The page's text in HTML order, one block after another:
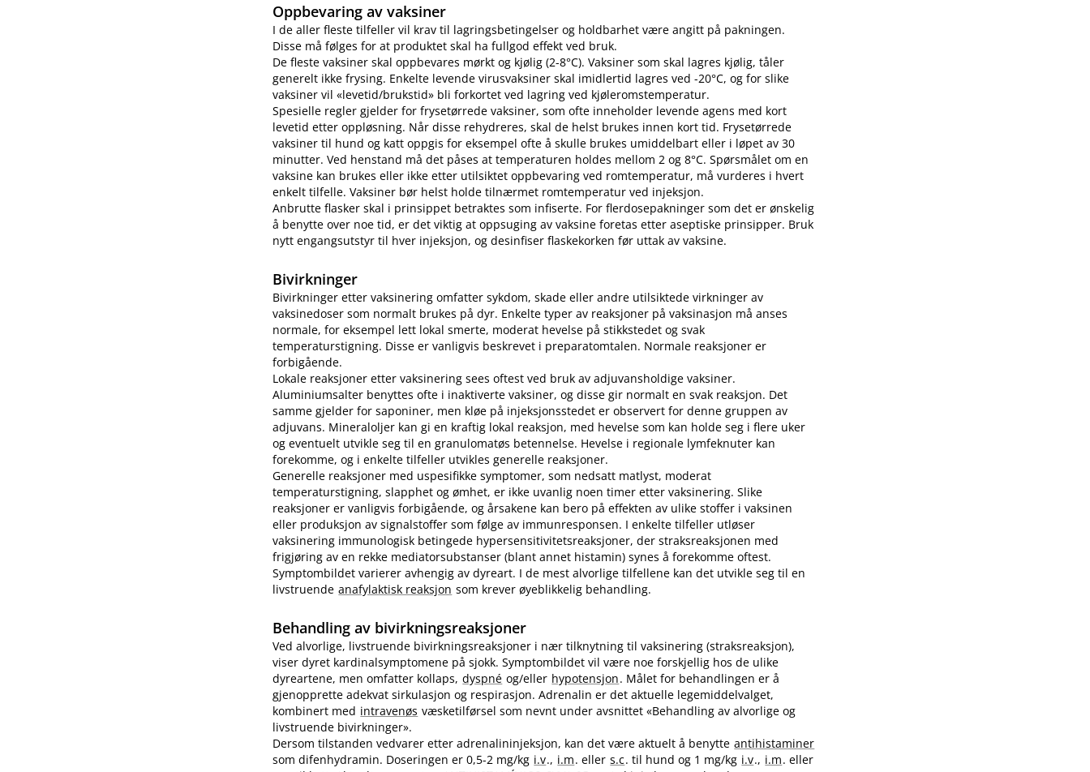
Oppbevaring av vaksiner
I de aller fleste tilfeller vil krav til lagringsbetingelser og holdbarhet være angitt på pakningen.
Disse må følges for at produktet skal ha fullgod effekt ved bruk.
De fleste vaksiner skal oppbevares mørkt og kjølig (2-8°C). Vaksiner som skal lagres kjølig, tåler
generelt ikke frysing. Enkelte levende virusvaksiner skal imidlertid lagres ved -20°C, og for slike
vaksiner vil «levetid​/​brukstid» bli forkortet ved lagring ved kjøleromstemperatur.
Spesielle regler gjelder for frysetørrede vaksiner, som ofte inneholder levende agens med kort
levetid etter oppløsning. Når disse rehydreres, skal de helst brukes innen kort tid. Frysetørrede
vaksiner til hund og katt oppgis for eksempel ofte å skulle brukes umiddelbart eller i løpet av 30
minutter. Ved henstand må det påses at temperaturen holdes mellom 2 og 8°C. Spørsmålet om en
vaksine kan brukes eller ikke etter utilsiktet oppbevaring ved romtemperatur, må vurderes i hvert
enkelt tilfelle. Vaksiner bør helst holde tilnærmet romtemperatur ved injeksjon.
Anbrutte flasker skal i prinsippet betraktes som infiserte. For flerdosepakninger som det er ønskelig
å benytte over noe tid, er det viktig at oppsuging av vaksine foretas etter aseptiske prinsipper. Bruk
nytt engangsutstyr til hver injeksjon, og desinfiser flaskekorken før uttak av vaksine.
Bivirkninger
Bivirkninger etter vaksinering omfatter sykdom, skade eller andre utilsiktede virkninger av
vaksinedoser som normalt brukes på dyr. Enkelte typer av reaksjoner på vaksinasjon må anses
normale, for eksempel lett lokal smerte, moderat hevelse på stikkstedet og svak
temperaturstigning. Disse er vanligvis beskrevet i preparatomtalen. Normale reaksjoner er
forbigående.
Lokale reaksjoner etter vaksinering sees oftest ved bruk av adjuvansholdige vaksiner.
Aluminiumsalter benyttes ofte i inaktiverte vaksiner, og disse gir normalt en svak reaksjon. Det
samme gjelder for saponiner, men kløe på injeksjonsstedet er observert for denne gruppen av
adjuvans. Mineraloljer kan gi en kraftig lokal reaksjon, med hevelse som kan holde seg i flere uker
og eventuelt utvikle seg til en granulomatøs betennelse. Hevelse i regionale lymfeknuter kan
forekomme, og i enkelte tilfeller utvikles generelle reaksjoner.
Generelle reaksjoner med uspesifikke symptomer, som nedsatt matlyst, moderat
temperaturstigning, slapphet og ømhet, er ikke uvanlig noen timer etter vaksinering. Slike
reaksjoner er vanligvis forbigående, og årsakene kan bero på effekten av ulike stoffer i vaksinen
eller produksjon av signalstoffer som følge av immunresponsen. I enkelte tilfeller utløser
vaksinering immunologisk betingede hypersensitivitetsreaksjoner, der straksreaksjonen med
frigjøring av en rekke mediatorsubstanser (blant annet histamin) synes å forekomme oftest.
Symptombildet varierer avhengig av dyreart. I de mest alvorlige tilfellene kan det utvikle seg til en
livstruende anafylaktisk reaksjon som krever øyeblikkelig behandling.
Behandling av bivirkningsreaksjoner
Ved alvorlige, livstruende bivirkningsreaksjoner i nær tilknytning til vaksinering (straksreaksjon),
viser dyret kardinalsymptomene på sjokk. Symptombildet vil være noe forskjellig hos de ulike
dyreartene, men omfatter kollaps, dyspné og​/​eller hypotensjon. Målet for behandlingen er å
gjenopprette adekvat sirkulasjon og respirasjon. Adrenalin er det aktuelle legemiddelvalget,
kombinert med intravenøs væsketilførsel som nevnt under avsnittet «Behandling av alvorlige og
livstruende bivirkninger».
Dersom tilstanden vedvarer etter adrenalininjeksjon, kan det være aktuelt å benytte antihistaminer
som difenhydramin. Doseringen er 0,5-2 mg/kg i.v., i.m. eller s.c. til hund og 1 mg/kg i.v., i.m. eller